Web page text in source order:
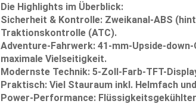
Die Highlights im Überblick:
Sicherheit & Kontrolle:Zweikanal-ABS
Traktionskontrolle (ATC).
Adventure-Fahrwerk:41-mm-Upside-down-
maximale Vielseitigkeit.
Modernste Technik:5-Zoll-Farb-TFT-
Praktisch:Viel Stauraum inkl. Helmfach
Power-Performance: